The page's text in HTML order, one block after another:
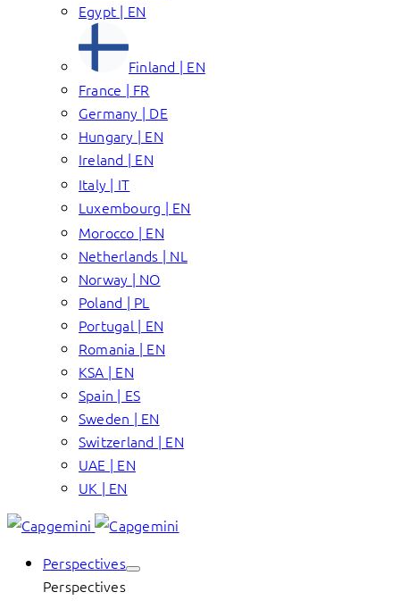
Egypt | EN
Finland | EN
France | FR
Germany | DE
Hungary | EN
Ireland | EN
Italy | IT
Luxembourg | EN
Morocco | EN
Netherlands | NL
Norway | NO
Poland | PL
Portugal | EN
Romania | EN
KSA | EN
Spain | ES
Sweden | EN
Switzerland | EN
UAE | EN
UK | EN
Perspectives
Perspectives